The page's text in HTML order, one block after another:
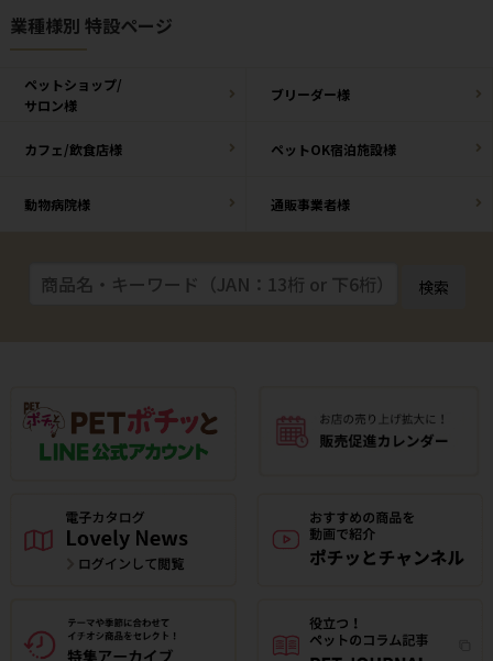
業種様別 特設ページ
ペットショップ/
サロン様
ブリーダー様
カフェ/飲食店様 ペットOK宿泊施設様
動物病院様 通販事業者様
検索